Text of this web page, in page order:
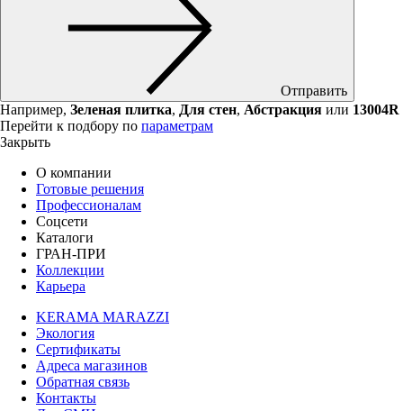
Отправить
Например, Зеленая плитка, Для стен, Абстракция или 13004R
Перейти к подбору по параметрам
Закрыть
О компании
Готовые решения
Профессионалам
Соцсети
Каталоги
ГРАН-ПРИ
Коллекции
Карьера
KERAMA MARAZZI
Экология
Сертификаты
Адреса магазинов
Обратная связь
Контакты